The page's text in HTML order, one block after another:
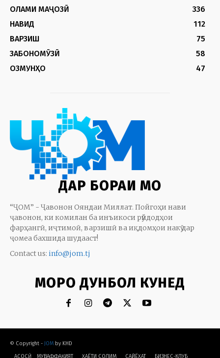
ОЛАМИ МАҶОЗӢ
336
НАВИД
112
ВАРЗИШ
75
ЗАБОНОМӮЗӢ
58
ОЗМУНҲО
47
ДАР БОРАИ МО
“ҶОМ” - Ҷавонон Ояндаи Миллат. Пойгоҳи нави
ҷавонон, ки комилан ба инъикоси рӯйдодҳои
фарҳангӣ, иҷтимоӣ, варзишӣ ва иқдомҳои накӯ дар
ҷомеа бахшида шудааст!
Contact us: info@jom.tj
МОРО ДУНБОЛ КУНЕД
© Copyright - JOM by KHD
АСОСӢ
МУВАФФАҚИЯТ ҲАЁТИ СОЛИМ CАЙЁҲАТ БИЗНЕС-КЛУБ